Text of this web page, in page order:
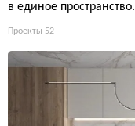
в единое пространство.
Проекты 52